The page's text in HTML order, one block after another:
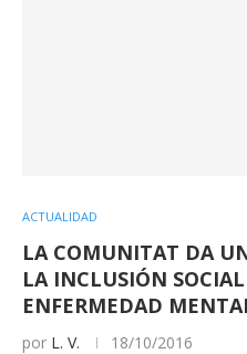
ACTUALIDAD
LA COMUNITAT DA
LA INCLUSIÓN
ENFERMEDAD
por L. V. 18/10/2016